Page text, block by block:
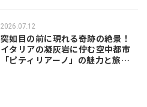
2026.07.12
突如目の前に現れる奇跡の絶景！
イタリアの凝灰岩に佇む空中都市
「ピティリアーノ」の魅力と旅の